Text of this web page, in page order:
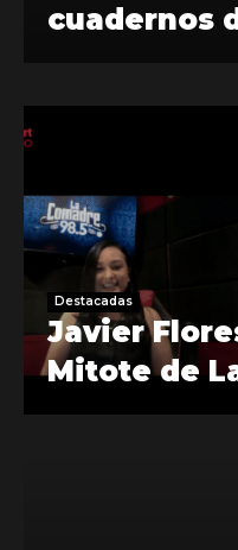
cuadernos
Destacadas
Javier
Mitote de